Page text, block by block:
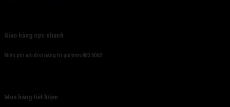
Giao hàng cực nhanh
Miễn phí với đơn hàng trị giá trên 800.000đ
Mua hàng tiết kiệm